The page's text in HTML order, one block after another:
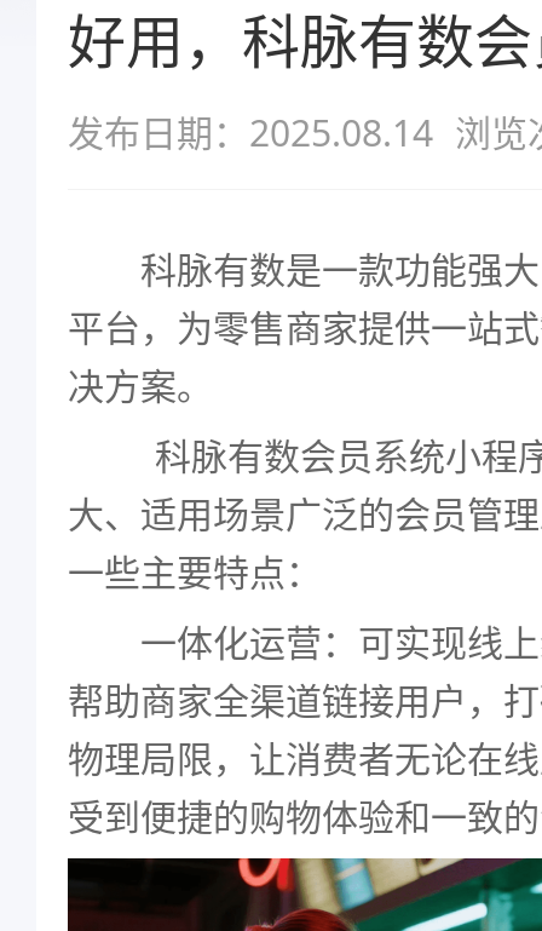
好用，科脉有数
发布日期：2025.08.14 浏览
科脉有数是一款功能强大
平台，为零售商家提供一站
决方案。
科脉有数会员系统小程
大、适用场景广泛的会员管
一些主要特点：
一体化运营：可实现线上
帮助商家全渠道链接用户，
物理局限，让消费者无论在
受到便捷的购物体验和一致